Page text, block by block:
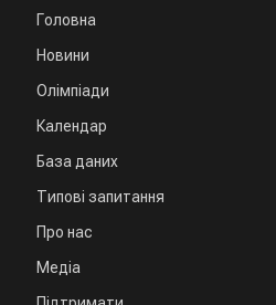
Головна
Новини
Олімпіади
Календар
База даних
Типові запитання
Про нас
Медіа